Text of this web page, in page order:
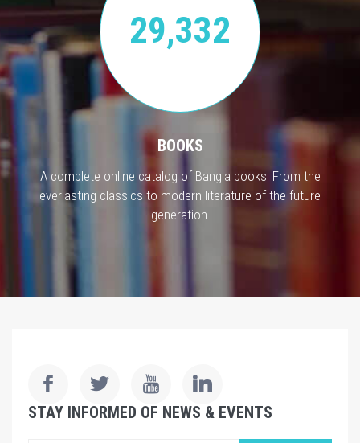
29,332
BOOKS
A complete online catalog of Bangla books. From the
everlasting classics to modern literature of the future
generation.
STAY INFORMED OF NEWS & EVENTS